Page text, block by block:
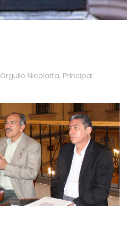
Orgullo Nicolaita, Principal